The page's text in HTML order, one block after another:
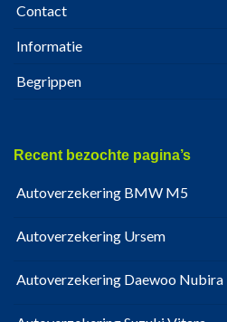
Contact
Informatie
Begrippen
Recent bezochte pagina’s
Autoverzekering BMW M5
Autoverzekering Ursem
Autoverzekering Daewoo Nubira